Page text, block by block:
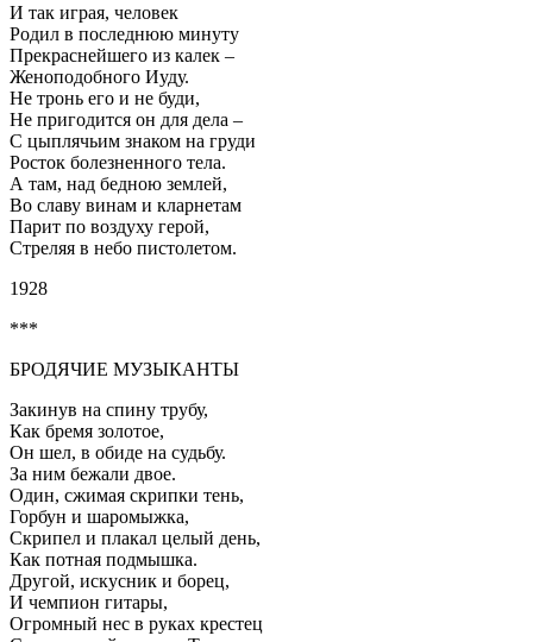
И так играя, человек
Родил в последнюю минуту
Прекраснейшего из калек –
Женоподобного Иуду.
Не тронь его и не буди,
Не пригодится он для дела –
С цыплячьим знаком на груди
Росток болезненного тела.
А там, над бедною землей,
Во славу винам и кларнетам
Парит по воздуху герой,
Стреляя в небо пистолетом.
1928
***
БРОДЯЧИЕ МУЗЫКАНТЫ
Закинув на спину трубу,
Как бремя золотое,
Он шел, в обиде на судьбу.
За ним бежали двое.
Один, сжимая скрипки тень,
Горбун и шаромыжка,
Скрипел и плакал целый день,
Как потная подмышка.
Другой, искусник и борец,
И чемпион гитары,
Огромный нес в руках крестец